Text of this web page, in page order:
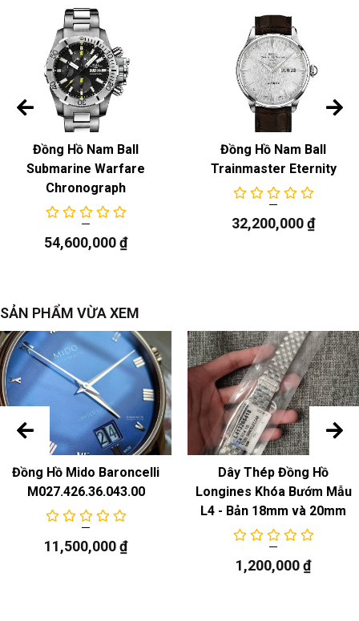
Đồng Hồ Nam Ball
Submarine Warfare
Chronograph
54,600,000₫
Đồng Hồ Nam Ball
Trainmaster Eternity
32,200,000₫
SẢN PHẨM VỪA XEM
Đồng Hồ Mido Baroncelli
M027.426.36.043.00
11,500,000₫
Dây Thép Đồng Hồ
Longines Khóa Bướm Mẫu
L4 - Bản 18mm và 20mm
1,200,000₫